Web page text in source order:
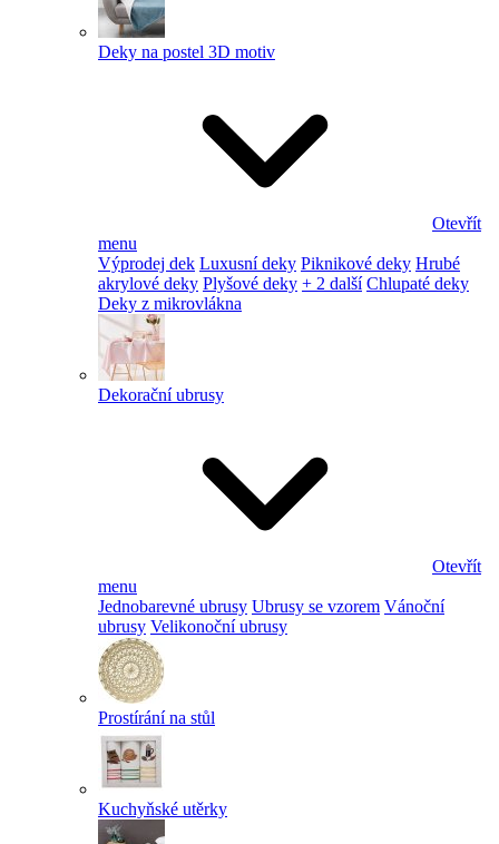
Deky na postel 3D motiv
Otevřít
menu
Výprodej dek Luxusní deky Piknikové deky Hrubé
akrylové deky Plyšové deky + 2 další Chlupaté deky
Deky z mikrovlákna
Dekorační ubrusy
Otevřít
menu
Jednobarevné ubrusy Ubrusy se vzorem Vánoční
ubrusy Velikonoční ubrusy
Prostírání na stůl
Kuchyňské utěrky